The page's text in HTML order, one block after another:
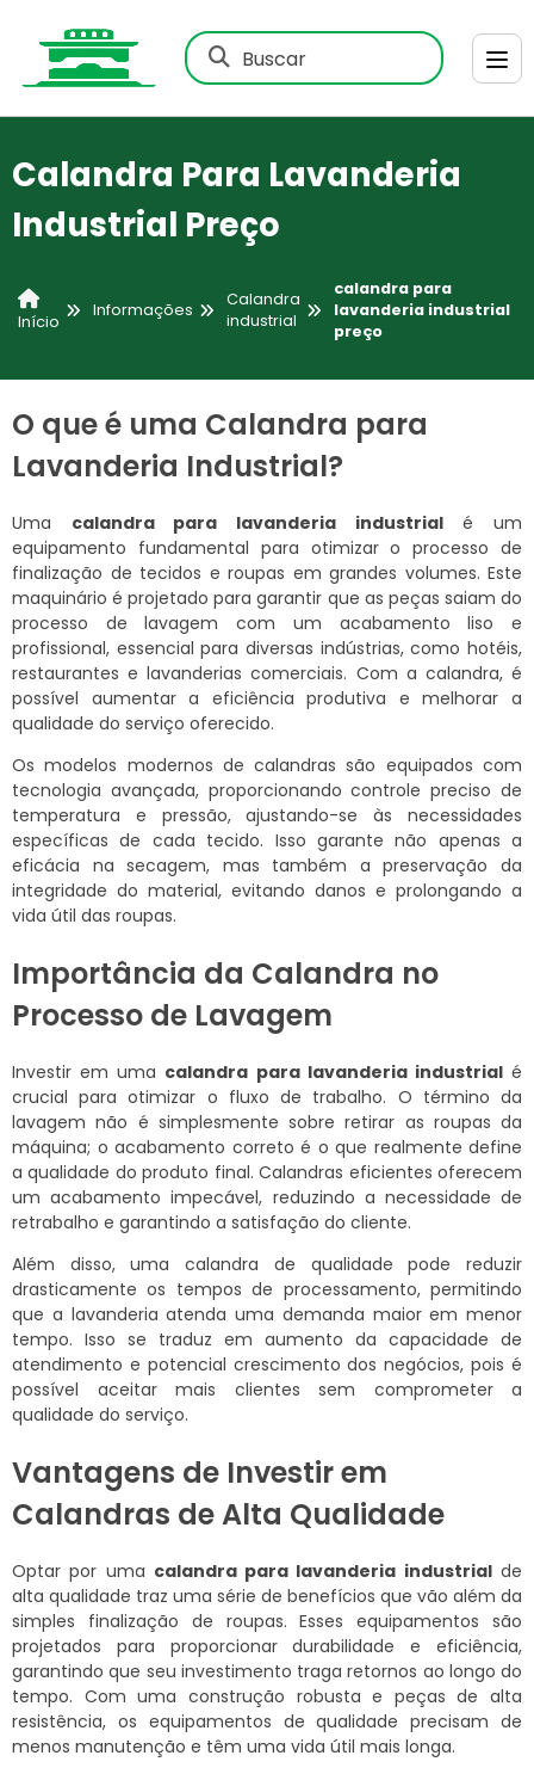
Buscar
Calandra Para Lavanderia
Industrial Preço
Início
Informações
Calandra
industrial
calandra para
lavanderia industrial
preço
O que é uma Calandra para
Lavanderia Industrial?
Uma calandra para lavanderia industrialé um
equipamento fundamental para otimizar o processo de
finalização de tecidos e roupas em grandes volumes. Este
maquinário é projetado para garantir que as peças saiam do
processo de lavagem com um acabamento liso e
profissional, essencial para diversas indústrias, como hotéis,
restaurantes e lavanderias comerciais. Com a calandra, é
possível aumentar a eficiência produtiva e melhorar a
qualidade do serviço oferecido.
Os modelos modernos de calandras são equipados com
tecnologia avançada, proporcionando controle preciso de
temperatura e pressão, ajustando-se às necessidades
específicas de cada tecido. Isso garante não apenas a
eficácia na secagem, mas também a preservação da
integridade do material, evitando danos e prolongando a
vida útil das roupas.
Importância da Calandra no
Processo de Lavagem
Investir em uma calandra para lavanderia industrialé
crucial para otimizar o fluxo de trabalho. O término da
lavagem não é simplesmente sobre retirar as roupas da
máquina; o acabamento correto é o que realmente define
a qualidade do produto final. Calandras eficientes oferecem
um acabamento impecável, reduzindo a necessidade de
retrabalho e garantindo a satisfação do cliente.
Além disso, uma calandra de qualidade pode reduzir
drasticamente os tempos de processamento, permitindo
que a lavanderia atenda uma demanda maior em menor
tempo. Isso se traduz em aumento da capacidade de
atendimento e potencial crescimento dos negócios, pois é
possível aceitar mais clientes sem comprometer a
qualidade do serviço.
Vantagens de Investir em
Calandras de Alta Qualidade
Optar por uma calandra para lavanderia industrialde
alta qualidade traz uma série de benefícios que vão além da
simples finalização de roupas. Esses equipamentos são
projetados para proporcionar durabilidade e eficiência,
garantindo que seu investimento traga retornos ao longo do
tempo. Com uma construção robusta e peças de alta
resistência, os equipamentos de qualidade precisam de
menos manutenção e têm uma vida útil mais longa.